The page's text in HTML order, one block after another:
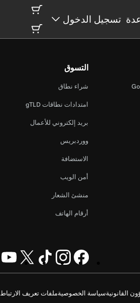
تسجيل الدخول
التسوق
شراء نطاق
امتدادات نطاقات gTLD
بريد إلكتروني للأعمال
ووردبريس
الاستضافة
أمن الويب
منشئ الشعار
أرقام الهاتف
القانونيةسياسة الخصوصيةملفات تعريف الارتباط